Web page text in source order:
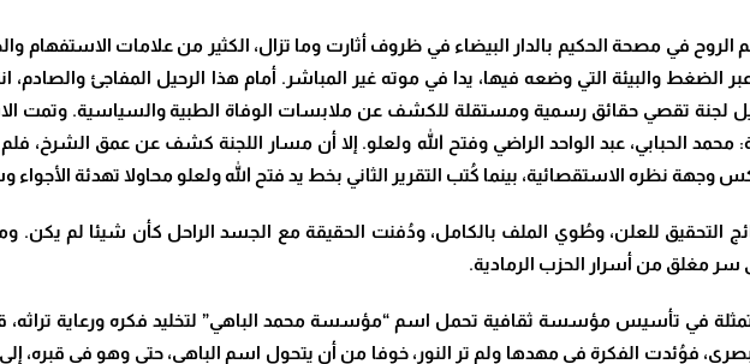
الروح في مصحة الحكيم بالدار البيضاء في ظروف أثارت وما تزال، الكثير من علامات الاستفهام
الضغط والبيئة التي وضعه فيها، يدا في موته غير المباشر. أمام هذا الرحيل المفاجئ والصادم،
لجنة تقصي حقائق رسمية ومستقلة للكشف عن ملابسات الوفاة الطبية والسياسية.
محمد الحبابي، عبد الواحد الراضي وفتح الله ولعلو. إلا أن مسار اللجنة كشف عن عمق الشرخ،
وجهة نظره الاستقصائية، بينما كُتب التقرير الثاني بخط يد فتح الله ولعلو محاولا تهدئة
التحقيق للعلن، وطُوي الملف بالكامل، ودُفنت الحقيقة مع الجسد الراحل كأن شيئا لم يكن.
سر مغلق من أسرار الحزب الرمادية.
في تأسيس مؤسسة ثقافية تحمل اسم “مؤسسة محمد الباهي” لتخليد فكره ورعاية تراثه،
فوُئدت الفكرة في مهدها ولم تر النور، خوفا من أن يتحول اسم الباهي، حتى وهو في قبره،